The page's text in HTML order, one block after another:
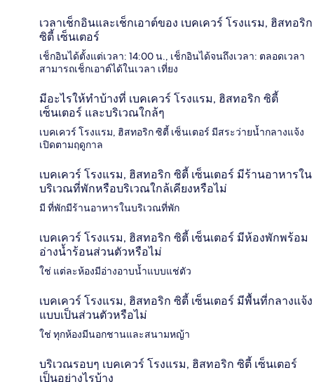
เวลาเช็กอินและเช็กเอาต์ของ เบคเควร์ โรงแรม, ฮิสทอริก
ซิตี้ เซ็นเตอร์
เช็กอินได้ตั้งแต่เวลา: 14:00 น., เช็กอินได้จนถึงเวลา: ตลอดเวลา
สามารถเช็กเอาต์ได้ในเวลา เที่ยง
มีอะไรให้ทำบ้างที่ เบคเควร์ โรงแรม, ฮิสทอริก ซิตี้
เซ็นเตอร์ และบริเวณใกล้ๆ
เบคเควร์ โรงแรม, ฮิสทอริก ซิตี้ เซ็นเตอร์ มีสระว่ายน้ำกลางแจ้ง
เปิดตามฤดูกาล
เบคเควร์ โรงแรม, ฮิสทอริก ซิตี้ เซ็นเตอร์ มีร้านอาหารใน
บริเวณที่พักหรือบริเวณใกล้เคียงหรือไม่
มี ที่พักมีร้านอาหารในบริเวณที่พัก
เบคเควร์ โรงแรม, ฮิสทอริก ซิตี้ เซ็นเตอร์ มีห้องพักพร้อม
อ่างน้ำร้อนส่วนตัวหรือไม่
ใช่ แต่ละห้องมีอ่างอาบน้ำแบบแช่ตัว
เบคเควร์ โรงแรม, ฮิสทอริก ซิตี้ เซ็นเตอร์ มีพื้นที่กลางแจ้ง
แบบเป็นส่วนตัวหรือไม่
ใช่ ทุกห้องมีนอกชานและสนามหญ้า
บริเวณรอบๆ เบคเควร์ โรงแรม, ฮิสทอริก ซิตี้ เซ็นเตอร์
เป็นอย่างไรบ้าง